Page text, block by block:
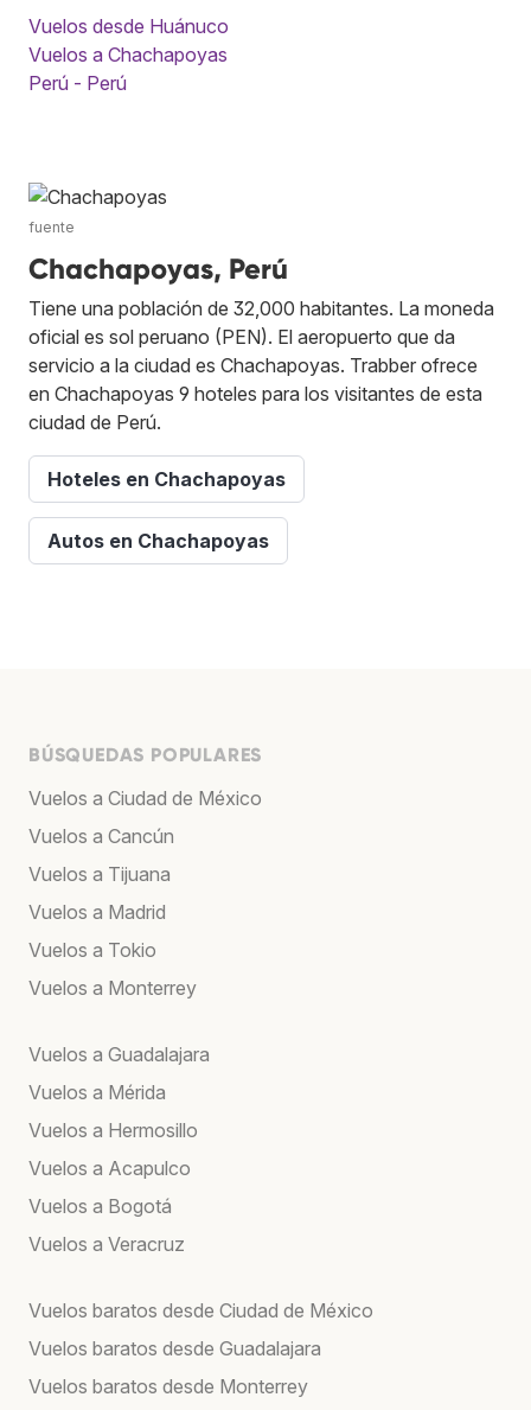
Vuelos desde Huánuco
Vuelos a Chachapoyas
Perú - Perú
fuente
Chachapoyas, Perú
Tiene una población de 32,000 habitantes. La moneda
oficial es sol peruano (PEN). El aeropuerto que da
servicio a la ciudad es Chachapoyas. Trabber ofrece
en Chachapoyas 9 hoteles para los visitantes de esta
ciudad de Perú.
Hoteles en Chachapoyas
Autos en Chachapoyas
BÚSQUEDAS POPULARES
Vuelos a Ciudad de México
Vuelos a Cancún
Vuelos a Tijuana
Vuelos a Madrid
Vuelos a Tokio
Vuelos a Monterrey
Vuelos a Guadalajara
Vuelos a Mérida
Vuelos a Hermosillo
Vuelos a Acapulco
Vuelos a Bogotá
Vuelos a Veracruz
Vuelos baratos desde Ciudad de México
Vuelos baratos desde Guadalajara
Vuelos baratos desde Monterrey